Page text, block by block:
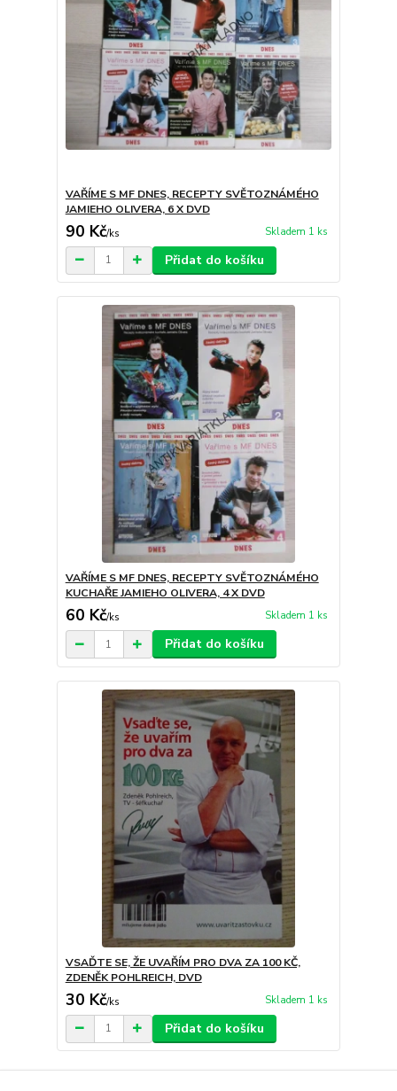
VAŘÍME S MF DNES, RECEPTY SVĚTOZNÁMÉHO
JAMIEHO OLIVERA, 6 X DVD
90 Kč/ks Skladem 1 ks
Přidat do košíku
VAŘÍME S MF DNES, RECEPTY SVĚTOZNÁMÉHO
KUCHAŘE JAMIEHO OLIVERA, 4 X DVD
60 Kč/ks Skladem 1 ks
Přidat do košíku
VSAĎTE SE, ŽE UVAŘÍM PRO DVA ZA 100 KČ,
ZDENĚK POHLREICH, DVD
30 Kč/ks Skladem 1 ks
Přidat do košíku